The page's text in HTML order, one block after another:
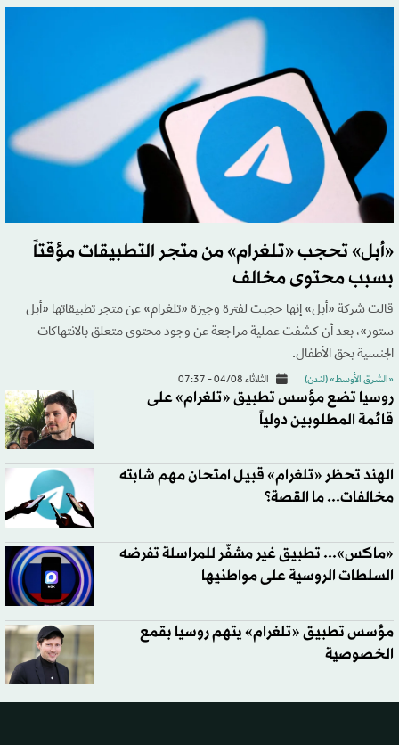
«أبل» تحجب «تلغرام» من متجر التطبيقات مؤقتاً
بسبب محتوى مخالف
قالت شركة «أبل» إنها حجبت لفترة وجيزة «تلغرام» عن متجر تطبيقاتها «أبل
ستور»، بعد أن كشفت عملية مراجعة عن وجود محتوى متعلق بالانتهاكات
الجنسية بحق الأطفال.
«الشرق الأوسط» (لندن) الثلاثاء 04/08 - 07:37
روسيا تضع مؤسس تطبيق «تلغرام» على
قائمة المطلوبين دولياً
الهند تحظر «تلغرام» قبيل امتحان مهم شابته
مخالفات... ما القصة؟
«ماكس»... تطبيق غير مشفّر للمراسلة تفرضه
السلطات الروسية على مواطنيها
مؤسس تطبيق «تلغرام» يتهم روسيا بقمع
الخصوصية